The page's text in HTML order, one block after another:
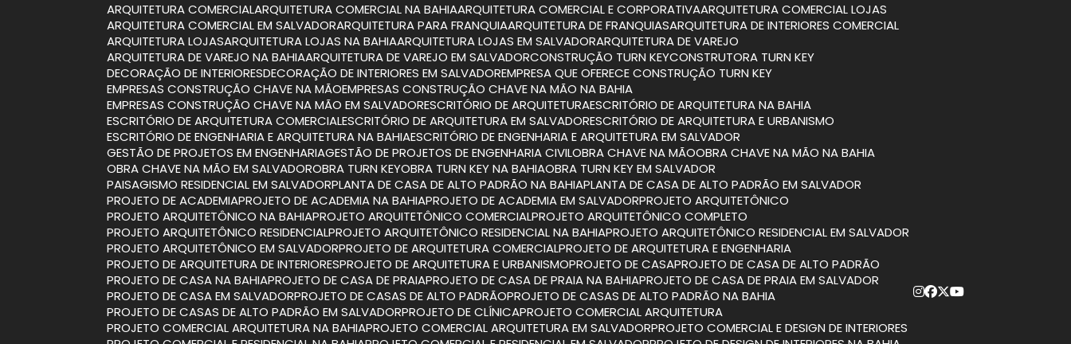
ARQUITETURA COMERCIAL ARQUITETURA COMERCIAL NA BAHIA ARQUITETURA COMERCIAL E CORPORATIVA ARQUITETURA COMERCIAL LOJAS
ARQUITETURA COMERCIAL EM SALVADOR ARQUITETURA PARA FRANQUIA ARQUITETURA DE FRANQUIAS ARQUITETURA DE INTERIORES COMERCIAL
ARQUITETURA LOJAS ARQUITETURA LOJAS NA BAHIA ARQUITETURA LOJAS EM SALVADOR ARQUITETURA DE VAREJO
ARQUITETURA DE VAREJO NA BAHIA ARQUITETURA DE VAREJO EM SALVADOR CONSTRUÇÃO TURN KEY CONSTRUTORA TURN KEY
DECORAÇÃO DE INTERIORES DECORAÇÃO DE INTERIORES EM SALVADOR EMPRESA QUE OFERECE CONSTRUÇÃO TURN KEY
EMPRESAS CONSTRUÇÃO CHAVE NA MÃO EMPRESAS CONSTRUÇÃO CHAVE NA MÃO NA BAHIA
EMPRESAS CONSTRUÇÃO CHAVE NA MÃO EM SALVADOR ESCRITÓRIO DE ARQUITETURA ESCRITÓRIO DE ARQUITETURA NA BAHIA
ESCRITÓRIO DE ARQUITETURA COMERCIAL ESCRITÓRIO DE ARQUITETURA EM SALVADOR ESCRITÓRIO DE ARQUITETURA E URBANISMO
ESCRITÓRIO DE ENGENHARIA E ARQUITETURA NA BAHIA ESCRITÓRIO DE ENGENHARIA E ARQUITETURA EM SALVADOR
GESTÃO DE PROJETOS EM ENGENHARIA GESTÃO DE PROJETOS DE ENGENHARIA CIVIL OBRA CHAVE NA MÃO OBRA CHAVE NA MÃO NA BAHIA
OBRA CHAVE NA MÃO EM SALVADOR OBRA TURN KEY OBRA TURN KEY NA BAHIA OBRA TURN KEY EM SALVADOR
PAISAGISMO RESIDENCIAL EM SALVADOR PLANTA DE CASA DE ALTO PADRÃO NA BAHIA PLANTA DE CASA DE ALTO PADRÃO EM SALVADOR
PROJETO DE ACADEMIA PROJETO DE ACADEMIA NA BAHIA PROJETO DE ACADEMIA EM SALVADOR PROJETO ARQUITETÔNICO
PROJETO ARQUITETÔNICO NA BAHIA PROJETO ARQUITETÔNICO COMERCIAL PROJETO ARQUITETÔNICO COMPLETO
PROJETO ARQUITETÔNICO RESIDENCIAL PROJETO ARQUITETÔNICO RESIDENCIAL NA BAHIA PROJETO ARQUITETÔNICO RESIDENCIAL EM SALVADOR
PROJETO ARQUITETÔNICO EM SALVADOR PROJETO DE ARQUITETURA COMERCIAL PROJETO DE ARQUITETURA E ENGENHARIA
PROJETO DE ARQUITETURA DE INTERIORES PROJETO DE ARQUITETURA E URBANISMO PROJETO DE CASA PROJETO DE CASA DE ALTO PADRÃO
PROJETO DE CASA NA BAHIA PROJETO DE CASA DE PRAIA PROJETO DE CASA DE PRAIA NA BAHIA PROJETO DE CASA DE PRAIA EM SALVADOR
PROJETO DE CASA EM SALVADOR PROJETO DE CASAS DE ALTO PADRÃO PROJETO DE CASAS DE ALTO PADRÃO NA BAHIA
PROJETO DE CASAS DE ALTO PADRÃO EM SALVADOR PROJETO DE CLÍNICA PROJETO COMERCIAL ARQUITETURA
PROJETO COMERCIAL ARQUITETURA NA BAHIA PROJETO COMERCIAL ARQUITETURA EM SALVADOR PROJETO COMERCIAL E DESIGN DE INTERIORES